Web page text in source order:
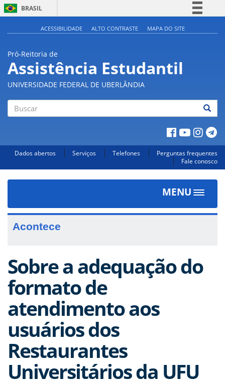
BRASIL
Acesso à informação
Legislação
Canais
ACESSIBILIDADE ALTO CONTRASTE MAPA DO SITE
Pró-Reitoria de
Assistência Estudantil
UNIVERSIDADE FEDERAL DE UBERLÂNDIA
Dados abertos Serviços Telefones
Perguntas frequentes
Fale conosco
MENU
Toggle
Acontece
Sobre a adequação do
formato de
atendimento aos
usuários dos
Restaurantes
Universitários da UFU